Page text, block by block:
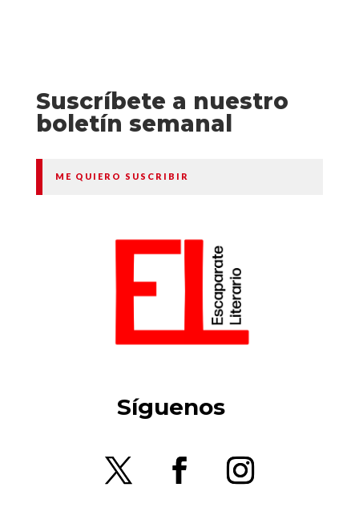
Suscríbete a nuestro
boletín semanal
ME QUIERO SUSCRIBIR
Síguenos